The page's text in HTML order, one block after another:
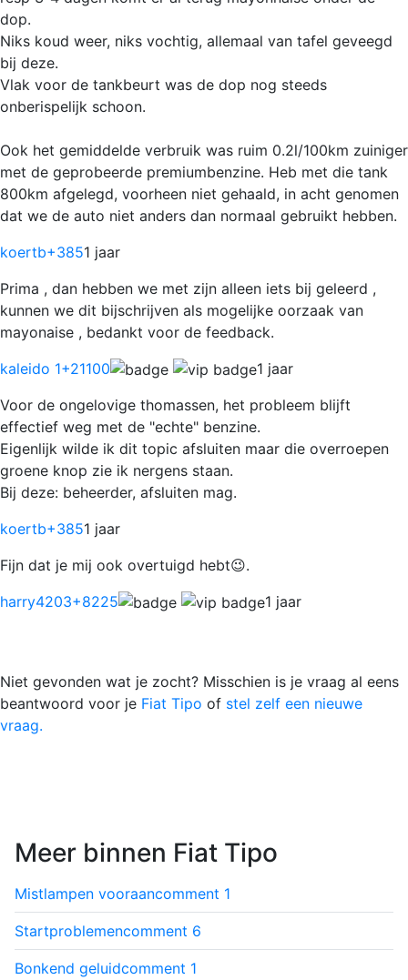
dop.
Niks koud weer, niks vochtig, allemaal van tafel geveegd
bij deze.
Vlak voor de tankbeurt was de dop nog steeds
onberispelijk schoon.
Ook het gemiddelde verbruik was ruim 0.2l/100km zuiniger
met de geprobeerde premiumbenzine. Heb met die tank
800km afgelegd, voorheen niet gehaald, in acht genomen
dat we de auto niet anders dan normaal gebruikt hebben.
koertb+3851 jaar
Prima , dan hebben we met zijn alleen iets bij geleerd ,
kunnen we dit bijschrijven als mogelijke oorzaak van
mayonaise , bedankt voor de feedback.
kaleido 1+21100
1 jaar
Voor de ongelovige thomassen, het probleem blijft
effectief weg met de "echte" benzine.
Eigenlijk wilde ik dit topic afsluiten maar die overroepen
groene knop zie ik nergens staan.
Bij deze: beheerder, afsluiten mag.
koertb+3851 jaar
Fijn dat je mij ook overtuigd hebt😉.
harry4203+8225 1 jaar
Niet gevonden wat je zocht? Misschien is je vraag al eens
beantwoord voor je Fiat Tipo of stel zelf een nieuwe
vraag.
Meer binnen Fiat Tipo
Mistlampen vooraancomment 1
Startproblemencomment 6
Bonkend geluidcomment 1